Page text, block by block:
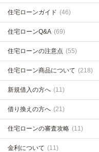
住宅ローンガイド (46)
住宅ローンQ&A (69)
住宅ローンの注意点 (55)
住宅ローン商品について (218)
新規借入の方へ (11)
借り換えの方へ (21)
住宅ローンの審査攻略 (11)
金利について (11)